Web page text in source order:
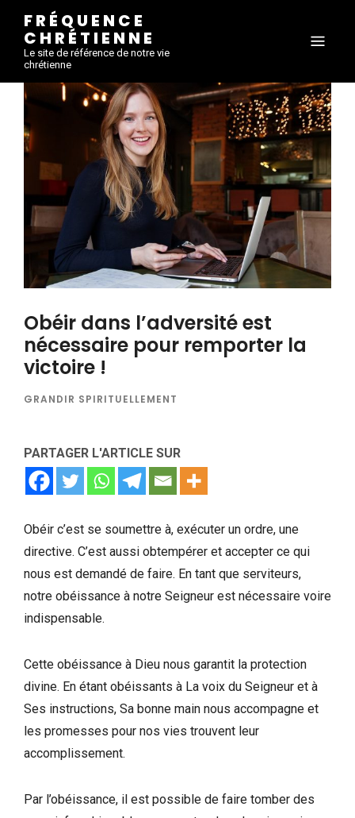
FRÉQUENCE
CHRÉTIENNE
Le site de référence de notre vie
chrétienne
Obéir dans l’adversité est
nécessaire pour remporter la
victoire !
GRANDIR SPIRITUELLEMENT
PARTAGER L'ARTICLE SUR
Obéir c’est se soumettre à, exécuter un ordre, une
directive. C’est aussi obtempérer et accepter ce qui
nous est demandé de faire. En tant que serviteurs,
notre obéissance à notre Seigneur est nécessaire voire
indispensable.
Cette obéissance à Dieu nous garantit la protection
divine. En étant obéissants à La voix du Seigneur et à
Ses instructions, Sa bonne main nous accompagne et
les promesses pour nos vies trouvent leur
accomplissement.
Par l’obéissance, il est possible de faire tomber des